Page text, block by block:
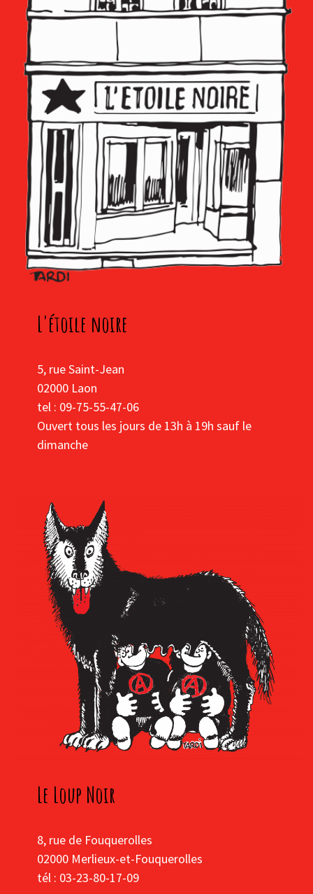
L'étoile noire
5, rue Saint-Jean
02000 Laon
tel : 09-75-55-47-06
Ouvert tous les jours de 13h à 19h sauf le
dimanche
Le Loup Noir
8, rue de Fouquerolles
02000 Merlieux-et-Fouquerolles
tél : 03-23-80-17-09